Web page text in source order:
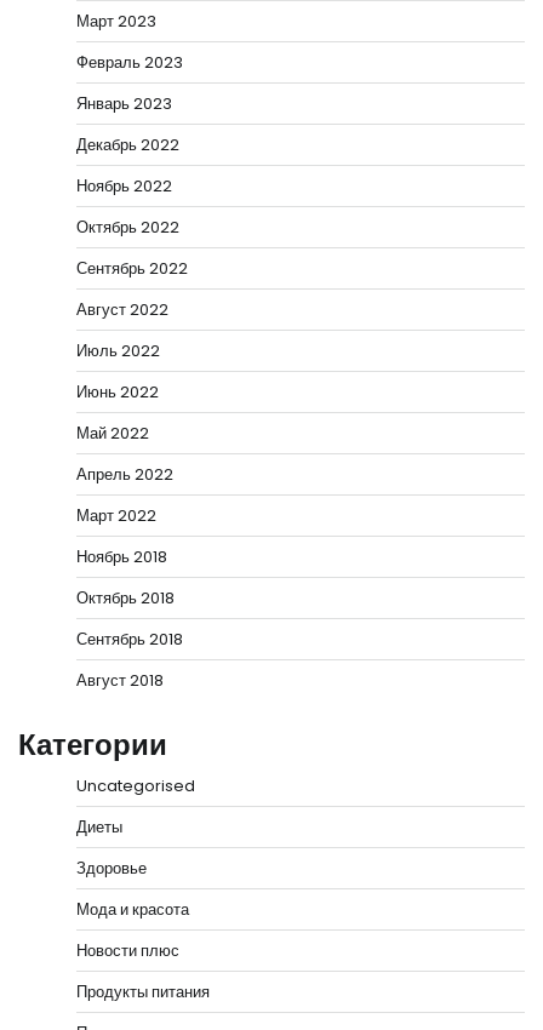
Март 2023
Февраль 2023
Январь 2023
Декабрь 2022
Ноябрь 2022
Октябрь 2022
Сентябрь 2022
Август 2022
Июль 2022
Июнь 2022
Май 2022
Апрель 2022
Март 2022
Ноябрь 2018
Октябрь 2018
Сентябрь 2018
Август 2018
Категории
Uncategorised
Диеты
Здоровье
Мода и красота
Новости плюс
Продукты питания